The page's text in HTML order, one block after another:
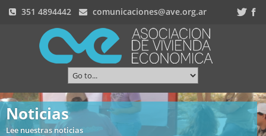
351 4894442 comunicaciones@ave.org.ar
Noticias
Lee nuestras noticias